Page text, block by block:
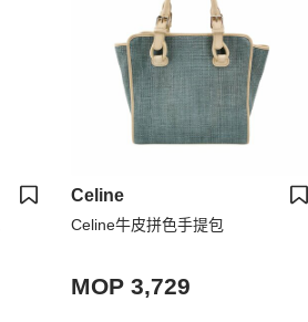
Celine
Celine牛皮拼色手提包
MOP 3,729